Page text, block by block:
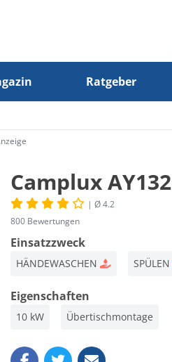
Ratgeber
Camplux AY132
| Ø 4.2
800 Bewertungen
Einsatzzweck
HÄNDEWASCHEN SPÜLEN
Eigenschaften
10 kW Übertischmontage